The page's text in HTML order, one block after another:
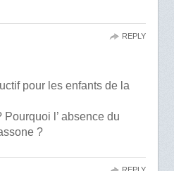
pour les enfants de la
l’ absence du
?
REPLY